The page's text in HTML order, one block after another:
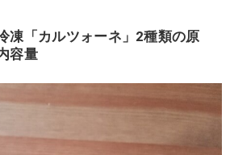
凍「カルツォーネ」2種類の原
容量